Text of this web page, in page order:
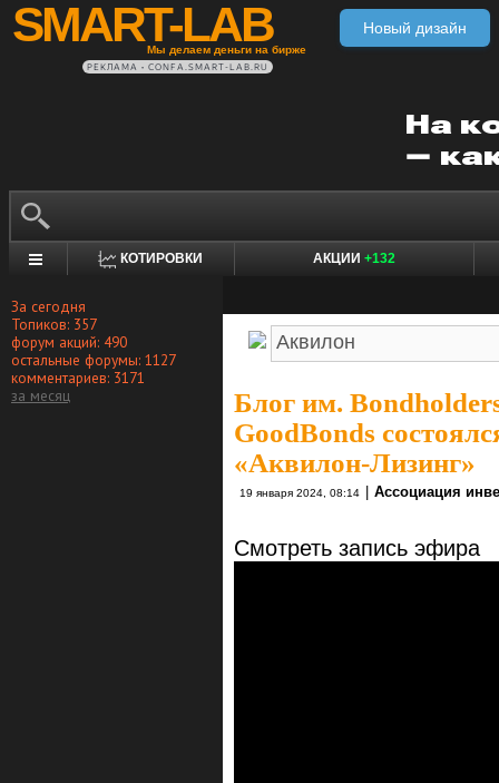
SMART-LAB
Мы делаем деньги на бирже
Новый дизайн
РЕКЛАМА • CONFA.SMART-LAB.RU
КОТИРОВКИ АКЦИИ +132
За сегодня
Топиков: 357
форум акций: 490
остальные форумы: 1127
комментариев: 3171
за месяц
Блог им.
GoodBonds
«Аквилон-Лизинг»
19 января 2024, 08:14 Ассоциация
Смотреть запись эфира